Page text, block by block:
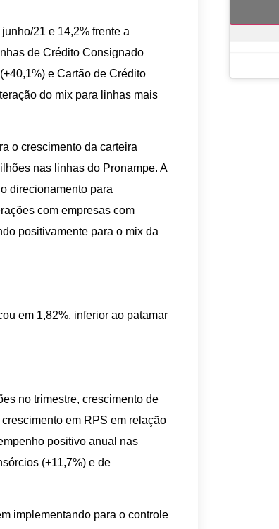
21 e 14,2% frente a
de Crédito Consignado
e Cartão de Crédito
do mix para linhas mais
o crescimento da carteira
nas linhas do Pronampe. A
direcionamento para
com empresas com
positivamente para o mix da
em 1,82%, inferior ao patamar
no trimestre, crescimento de
em RPS em relação
positivo anual nas
(+11,7%) e de
implementando para o controle